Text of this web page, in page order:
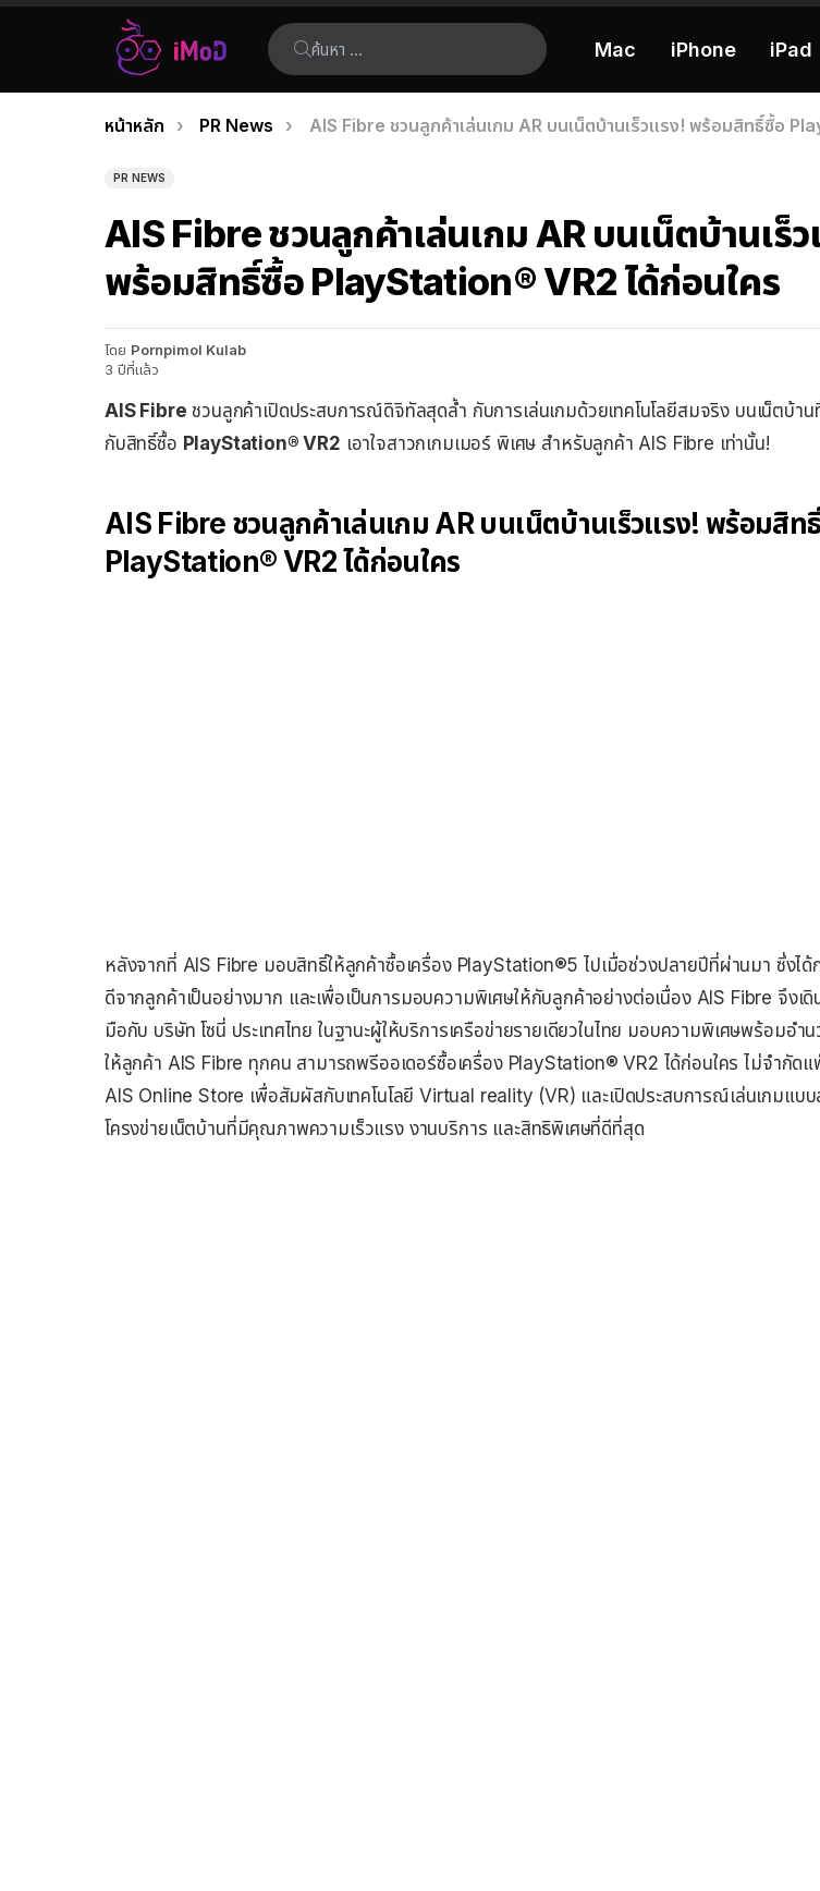
ค้นหา:
Mac iPhone iPad
เรื่อง
ล่าสุด
คุณอยู่ที่นี่:
หน้าหลัก PR News AIS Fibre ชวนลูกค้าเล่นเกม AR บนเน็ตบ้านเร็วแรง! พร้อมสิทธิ์ซื้อ
PR NEWS
AIS Fibre ชวนลูกค้าเล่นเกม AR บนเน็ตบ้านเร็
พร้อมสิทธิ์ซื้อ PlayStation® VR2 ได้ก่อนใคร
โดย Pornpimol Kulab
3 ปีที่แล้ว
AIS Fibre ชวนลูกค้าเปิดประสบการณ์ดิจิทัลสุดล้ำ กับการเล่นเกมด้วยเทคโนโลยีสมจริง บนเน็ตบ้าน
กับสิทธิ์ซื้อ PlayStation® VR2 เอาใจสาวกเกมเมอร์ พิเศษ สำหรับลูกค้า AIS Fibre เท่านั้น!
AIS Fibre ชวนลูกค้าเล่นเกม AR บนเน็ตบ้านเร็วแรง! พร้อมสิท
PlayStation® VR2 ได้ก่อนใคร
หลังจากที่ AIS Fibre มอบสิทธิ์ให้ลูกค้าซื้อเครื่อง PlayStation®5 ไปเมื่อช่วงปลายปีที่ผ่านมา ซึ่งได้
ดีจากลูกค้าเป็นอย่างมาก และเพื่อเป็นการมอบความพิเศษให้กับลูกค้าอย่างต่อเนื่อง AIS Fibre จึงเ
มือกับ บริษัท โซนี่ ประเทศไทย ในฐานะผู้ให้บริการเครือข่ายรายเดียวในไทย มอบความพิเศษพร้อมอำ
ให้ลูกค้า AIS Fibre ทุกคน สามารถพรีออเดอร์ซื้อเครื่อง PlayStation® VR2 ได้ก่อนใคร ไม่จำกัดแ
AIS Online Store เพื่อสัมผัสกับเทคโนโลยี Virtual reality (VR) และเปิดประสบการณ์เล่นเกมแบ
โครงข่ายเน็ตบ้านที่มีคุณภาพความเร็วแรง งานบริการ และสิทธิพิเศษที่ดีที่สุด